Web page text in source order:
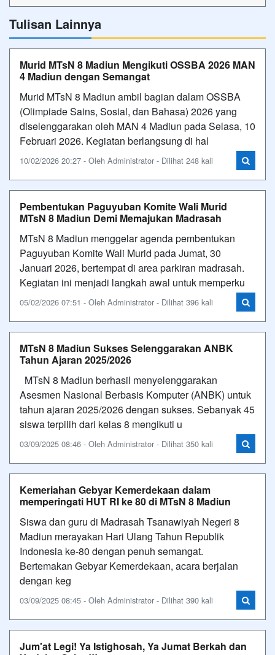
Tulisan Lainnya
Murid MTsN 8 Madiun Mengikuti OSSBA 2026 MAN
4 Madiun dengan Semangat
Murid MTsN 8 Madiun ambil bagian dalam OSSBA
(Olimpiade Sains, Sosial, dan Bahasa) 2026 yang
diselenggarakan oleh MAN 4 Madiun pada Selasa, 10
Februari 2026. Kegiatan berlangsung di hal
10/02/2026 20:27 - Oleh Administrator - Dilihat 248 kali
Pembentukan Paguyuban Komite Wali Murid
MTsN 8 Madiun Demi Memajukan Madrasah
MTsN 8 Madiun menggelar agenda pembentukan
Paguyuban Komite Wali Murid pada Jumat, 30
Januari 2026, bertempat di area parkiran madrasah.
Kegiatan ini menjadi langkah awal untuk memperku
05/02/2026 07:51 - Oleh Administrator - Dilihat 396 kali
MTsN 8 Madiun Sukses Selenggarakan ANBK
Tahun Ajaran 2025/2026
MTsN 8 Madiun berhasil menyelenggarakan
Asesmen Nasional Berbasis Komputer (ANBK) untuk
tahun ajaran 2025/2026 dengan sukses. Sebanyak 45
siswa terpilih dari kelas 8 mengikuti u
03/09/2025 08:46 - Oleh Administrator - Dilihat 350 kali
Kemeriahan Gebyar Kemerdekaan dalam
memperingati HUT RI ke 80 di MTsN 8 Madiun
Siswa dan guru di Madrasah Tsanawiyah Negeri 8
Madiun merayakan Hari Ulang Tahun Republik
Indonesia ke-80 dengan penuh semangat.
Bertemakan Gebyar Kemerdekaan, acara berjalan
dengan keg
03/09/2025 08:45 - Oleh Administrator - Dilihat 390 kali
Jum'at Legi! Ya Istighosah, Ya Jumat Berkah dan